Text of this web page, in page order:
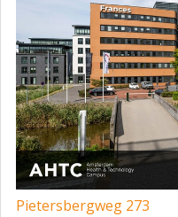
Pietersbergweg 273